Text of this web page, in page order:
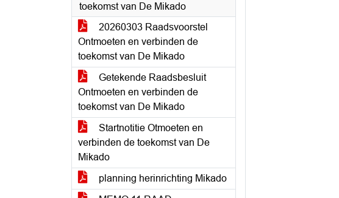
toekomst van De Mikado
20260303 Raadsvoorstel
Ontmoeten en verbinden de
toekomst van De Mikado
Getekende Raadsbesluit
Ontmoeten en verbinden de
toekomst van De Mikado
Startnotitie Otmoeten en
verbinden de toekomst van De
Mikado
planning herinrichting Mikado